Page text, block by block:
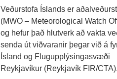
Veðurstofa Íslands er
(MWO – Meteorological Watch
og hefur það hlutverk að vakta
senda út viðvaranir þegar við á
Ísland og Flugupplýsingasvæði
Reykjavíkur (Reykjavík FIR/